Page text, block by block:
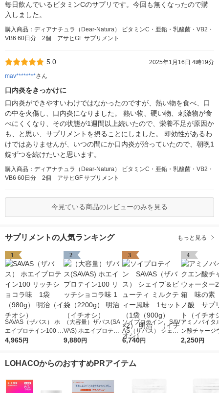
毎日飲んでいるビタミンCのサプリです。今回も無くなったので購
入しました。
購入商品：ディアナチュラ（Dear-Natura） ビタミンC・亜鉛・乳酸菌・VB2・
VB6 60日分 2個 アサヒGF サプリメント
5.0
2025年1月16日 4時19分
mav********さん
口内炎をきっかけに
口内炎ができやすいわけではなかったのですが、熱い物を食べ、口
の中を火傷し、口内炎になりました。 熱い物、硬い物、刺激物が食
べにくくなり、その状態が1週間以上続いたので、栄養不足が原因か
も、と思い、サプリメントを摂ることにしました。 即効性があるわ
けではありませんが、いつの間にか口内炎が治っていたので、朝晩1
錠ずつを続けたいと思います。
購入商品：ディアナチュラ（Dear-Natura） ビタミンC・亜鉛・乳酸菌・VB2・
VB6 60日分 2個 アサヒGF サプリメント
今見ている商品のレビューのみを見る
サプリメントの人気ランキング もっと見る
1
SAVAS（ザバス） ホ
エイプロテイン100 リ
ッチショコラ味 1袋
4,965円
2
（大容量）ザバス(SA
VAS) ホエイプロテイ
ン100 リッチショコラ
9,880円
3
ソイプロテイン SAV
AS（ザバス） シェイ
プ＆ビューティ ミル
2） 明治 （イチオ
6,740円
4
アミノバイタ
ン酸チャージ
ー24本入箱
2,250円
LOHACOからのおすすめPRアイテム